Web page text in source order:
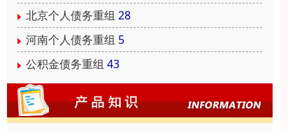
北京个人债务重组 28
河南个人债务重组 5
公积金债务重组 43